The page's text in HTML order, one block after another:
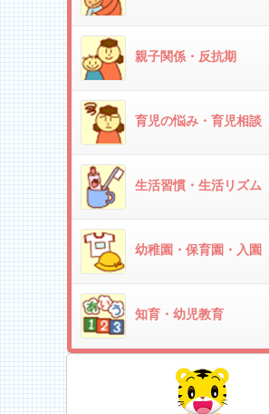
親子関係・反抗期
育児の悩み・育児相談
生活習慣・生活リズム
幼稚園・保育園・入園
知育・幼児教育